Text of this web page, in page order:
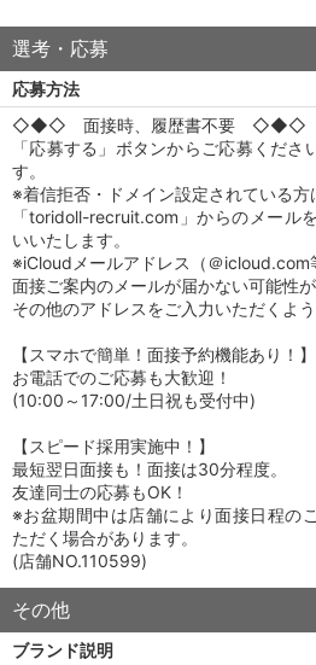
選考・応募
応募方法
◇◆◇ 面接時、履歴書不要 ◇◆◇
「応募する」ボタンからご応募くださ
す。
※着信拒否・ドメイン設定されている方
「toridoll-recruit.com」からのメール
いいたします。
※iCloudメールアドレス（＠icloud.com
面接ご案内のメールが届かない可能性が
その他のアドレスをご入力いただくよ
【スマホで簡単！面接予約機能あり！】
お電話でのご応募も大歓迎！
(10:00～17:00/土日祝も受付中)
【スピード採用実施中！】
最短翌日面接も！面接は30分程度。
友達同士の応募もOK！
※お盆期間中は店舗により面接日程の
ただく場合があります。
(店舗NO.110599)
その他
ブランド説明